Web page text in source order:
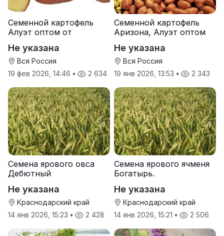
Семенной картофель
Алуэт оптом от
Не указана
Вся Россия
19 фев 2026, 14:46 • 2 634
Семенной картофель
Аризона, Алуэт оптом
Не указана
Вся Россия
19 янв 2026, 13:53 • 2 343
Семена ярового овса
Дебютный
Не указана
Краснодарский край
14 янв 2026, 15:23 • 2 428
Семена ярового ячменя
Богатырь.
Не указана
Краснодарский край
14 янв 2026, 15:21 • 2 506